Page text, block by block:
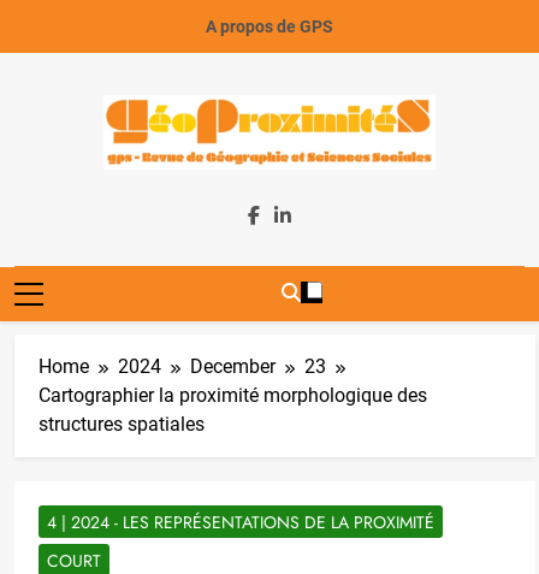
A propos de GPS
GeoProximiteS
Home 2024 December
23
Cartographier la proximité morphologique des
structures spatiales
4 | 2024 - LES REPRÉSENTATIONS DE LA PROXIMITÉ
COURT